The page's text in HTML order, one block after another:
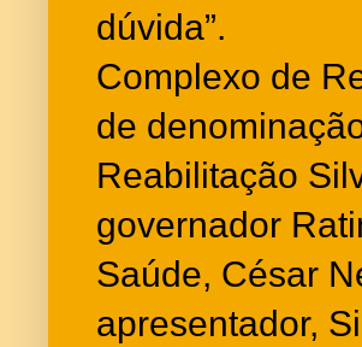
dúvida”.
Complexo de
de
Reabilitação
governador
Saúde, César
apresentador,